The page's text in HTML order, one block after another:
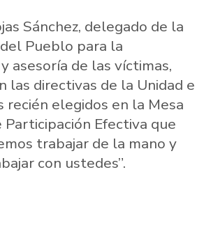
Sánchez, delegado de la
Pueblo para la
asesoría de las víctimas,
las directivas de la Unidad e
recién elegidos en la Mesa
Participación Efectiva que
trabajar de la mano y
con ustedes”.